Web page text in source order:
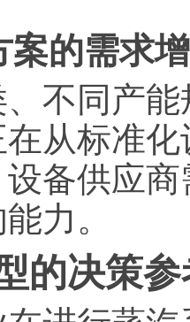
案的需求
不同产
从标准
备供应
力。
的决策